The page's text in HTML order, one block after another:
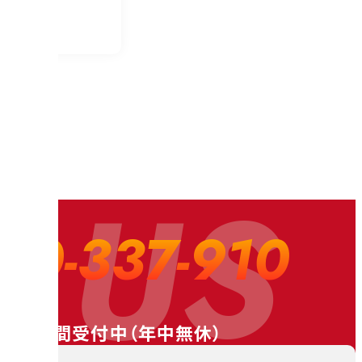
US
337-910
24時間受付中（年中無休）